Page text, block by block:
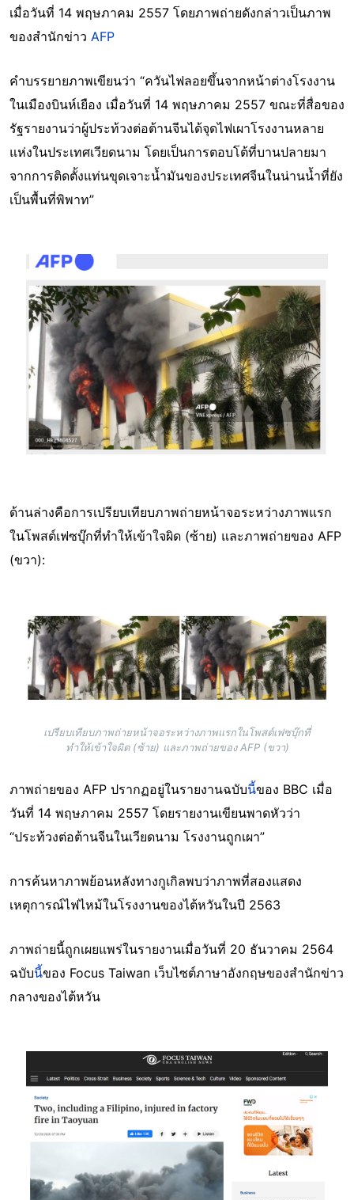
เมื่อวันที่ 14 พฤษภาคม 2557 โดยภาพถ่ายดังกล่าวเป็นภาพ
ของสำนักข่าว AFP
คำบรรยายภาพเขียนว่า “ควันไฟลอยขึ้นจากหน้าต่างโรงงาน
ในเมืองบินห์เยือง เมื่อวันที่ 14 พฤษภาคม 2557 ขณะที่สื่อของ
รัฐรายงานว่าผู้ประท้วงต่อต้านจีนได้จุดไฟเผาโรงงานหลาย
แห่งในประเทศเวียดนาม โดยเป็นการตอบโต้ที่บานปลายมา
จากการติดตั้งแท่นขุดเจาะน้ำมันของประเทศจีนในน่านน้ำที่ยัง
เป็นพื้นที่พิพาท”
Image
ด้านล่างคือการเปรียบเทียบภาพถ่ายหน้าจอระหว่างภาพแรก
ในโพสต์เฟซบุ๊กที่ทำให้เข้าใจผิด (ซ้าย) และภาพถ่ายของ AFP
(ขวา):
Image
เปรียบเทียบภาพถ่ายหน้าจอระหว่างภาพแรกในโพสต์เฟซบุ๊กที่
ทำให้เข้าใจผิด (ซ้าย) และภาพถ่ายของ AFP (ขวา)
ภาพถ่ายของ AFP ปรากฏอยู่ในรายงานฉบับนี้ของ BBC เมื่อ
วันที่ 14 พฤษภาคม 2557 โดยรายงานเขียนพาดหัวว่า
“ประท้วงต่อต้านจีนในเวียดนาม โรงงานถูกเผา”
การค้นหาภาพย้อนหลังทางกูเกิลพบว่าภาพที่สองแสดง
เหตุการณ์ไฟไหม้ในโรงงานของไต้หวันในปี 2563
ภาพถ่ายนี้ถูกเผยแพร่ในรายงานเมื่อวันที่ 20 ธันวาคม 2564
ฉบับนี้ของ Focus Taiwan เว็บไซต์ภาษาอังกฤษของสำนักข่าว
กลางของไต้หวัน